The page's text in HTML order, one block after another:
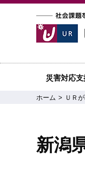
災害対応支
ホーム ＵＲ
新潟